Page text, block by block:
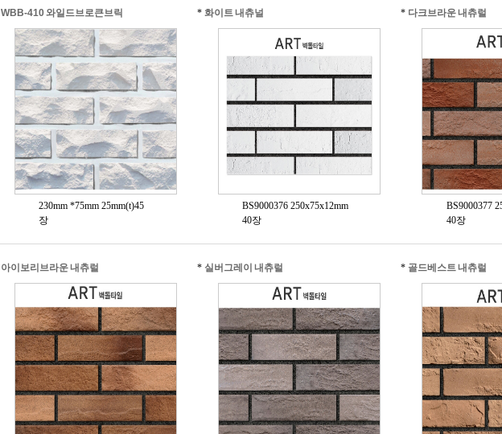
WBB-410 와일드브로큰브릭
230mm *75mm 25mm(t)45
장
* 화이트 내츄널
BS9000376 250x75x12mm
40장
* 다크브라운 내츄럴
BS9000377
40장
아이보리브라운 내츄럴 * 실버그레이 내츄럴 * 골드베스트 내츄럴